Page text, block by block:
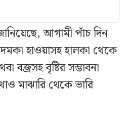
আগামী পাঁচ দিন
হাওয়াসহ হালকা থেকে
বজ্রসহ বৃষ্টির সম্ভাবনা
মাঝারি থেকে ভারি